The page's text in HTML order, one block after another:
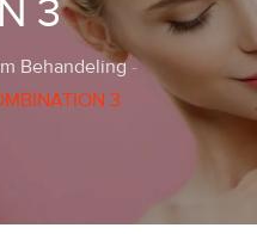
3
Behandeling-
3